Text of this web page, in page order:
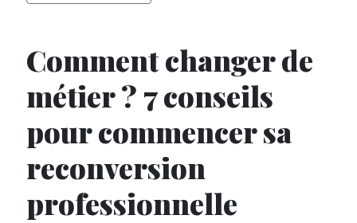
Comment changer de
métier ? 7 conseils
pour commencer sa
reconversion
professionnelle